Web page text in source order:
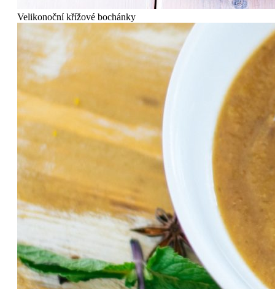
Velikonoční křížové bochánky